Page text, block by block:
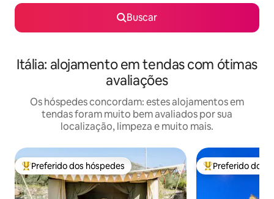
Buscar
Itália: alojamento em tendas com ótimas
avaliações
Os hóspedes concordam: estes alojamentos em
tendas foram muito bem avaliados por sua
localização, limpeza e muito mais.
Entre os melhores preferidos dos hóspedes
Preferido dos hóspedes Entre os
Preferido dos